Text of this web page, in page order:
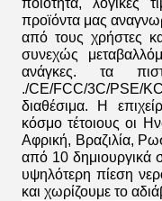
ποιότητα, λογικές
προϊόντα μας
από τους χρήστες
συνεχώς
ανάγκες. τα
./CE/FCC/3C/
διαθέσιμα. Η
κόσμο τέτοιους οι
Αφρική, Βραζιλία,
από 10 δημιουργικά
υψηλότερη πίεση
και χωρίζουμε το